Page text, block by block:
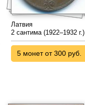
Латвия
2 сантима (1922–1932 г.)
5 монет от 300 руб.